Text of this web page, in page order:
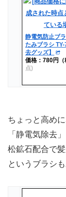
静電気防止ブ
たみブラシ
去グッズ】
価格：780円
点)
ちょっと高めに
「静電気除去
松鉱石配合で
というブラシも